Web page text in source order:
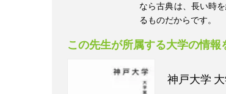
なら古典は、長い時
るものだからです。
この先生が所属する大学の情報
神戸大学